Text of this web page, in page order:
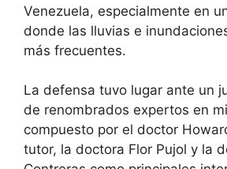
Venezuela, especialmente en
donde las lluvias e
más frecuentes.
La defensa tuvo lugar ante un
de renombrados expertos en
compuesto por el doctor
tutor, la doctora Flor Pujol y la